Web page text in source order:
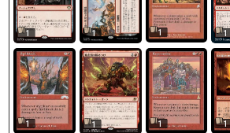
1 1 1 1
1 1 1 1